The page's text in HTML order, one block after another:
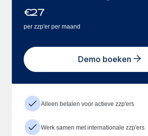
€27
per zzp'er per maand
Demo boeken
Alleen betalen voor actieve zzp'ers
Werk samen met internationale zzp'ers